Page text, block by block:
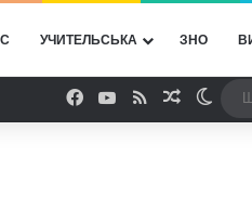
УЧИТЕЛЬСЬКА ЗНО
Facebook
YouTube
RSS